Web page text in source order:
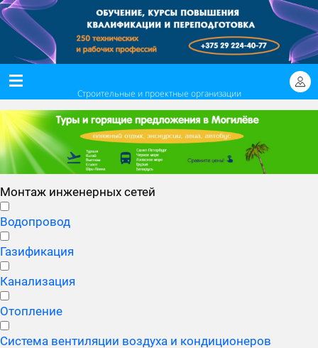
Строительные и проектные организации
Монтаж инженерных сетей
Водопровод
Газификация
Канализация
Отопление
Система вентиляции воздуха и кондиционеров